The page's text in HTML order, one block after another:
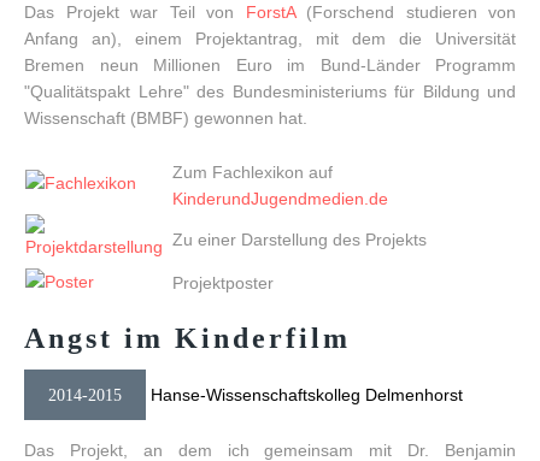
Das Projekt war Teil von ForstA(Forschend studieren von
Anfang an), einem Projektantrag, mit dem die Universität
Bremen neun Millionen Euro im Bund-Länder Programm
"Qualitätspakt Lehre" des Bundesministeriums für Bildung und
Wissenschaft (BMBF) gewonnen hat.
Zum Fachlexikon auf
KinderundJugendmedien.de
Zu einer Darstellung des Projekts
Projektposter
Angst im Kinderfilm
2014-2015 Hanse-Wissenschaftskolleg Delmenhorst
Das Projekt, an dem ich gemeinsam mit Dr. Benjamin